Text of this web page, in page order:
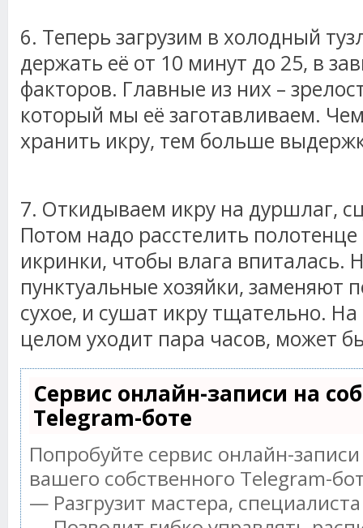
6. Теперь загрузим в холодный
держать её от 10 минут до 25, в
факторов. Главные из них –
который мы её заготавливаем.
хранить икру, тем больше
7. Откидываем икру на дуршлаг,
Потом надо расстелить
икринки, чтобы влага впиталась.
пунктуальные хозяйки, заменяют
сухое, и сушат икру тщательно.
целом уходит пара часов, может
Сервис онлайн-записи на
Telegram-боте
Попробуйте сервис онлайн-
вашего собственного Telegram-
— Разгрузит мастера,